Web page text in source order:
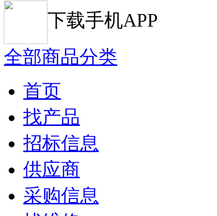
下载手机APP
全部商品分类
首页
找产品
招标信息
供应商
采购信息